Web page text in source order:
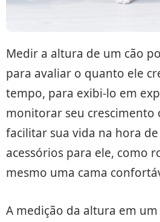
Medir a altura de um cão
para avaliar o quanto ele
tempo, para exibi-lo em
monitorar seu crescimento
facilitar sua vida na hora
acessórios para ele, como
mesmo uma cama
A medição da altura em